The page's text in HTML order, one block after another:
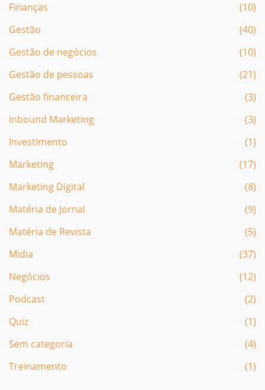
Finanças
(10)
Gestão
(40)
Gestão de negócios
(10)
Gestão de pessoas
(21)
Gestão financeira
(3)
Inbound Marketing
(3)
Investimento
(1)
Marketing
(17)
Marketing Digital
(8)
Matéria de Jornal
(9)
Matéria de Revista
(5)
Midia
(37)
Negócios
(12)
Podcast
(2)
Quiz
(1)
Sem categoria
(4)
Treinamento
(1)